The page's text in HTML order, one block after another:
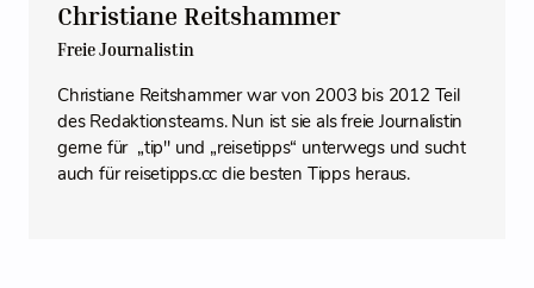
Christiane Reitshammer
Freie Journalistin
Christiane Reitshammer war von 2003 bis 2012 Teil
des Redaktionsteams. Nun ist sie als freie Journalistin
gerne für „tip" und „reisetipps“ unterwegs und sucht
auch für reisetipps.cc die besten Tipps heraus.